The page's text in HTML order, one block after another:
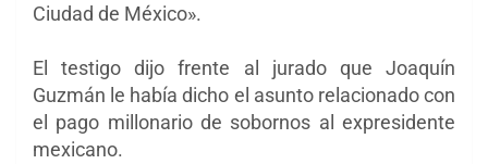
Ciudad de México».
El testigo dijo frente al jurado que Joaquín
Guzmán le había dicho el asunto relacionado con
el pago millonario de sobornos al expresidente
mexicano.